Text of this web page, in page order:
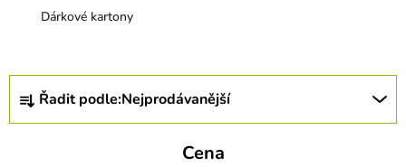
Dárkové kartony
Ř
z
Řadit podle:Nejprodávanější
Cena